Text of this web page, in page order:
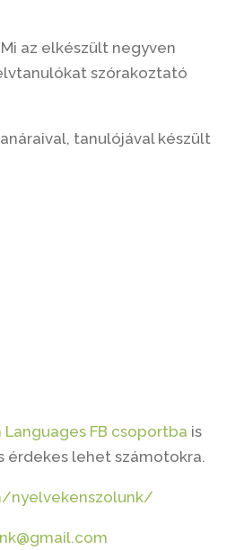
az elkészült negyven
szórakoztató
tanulójával készült
Languages FB csoportba is
érdekes lehet számotokra.
nyelvekenszolunk/